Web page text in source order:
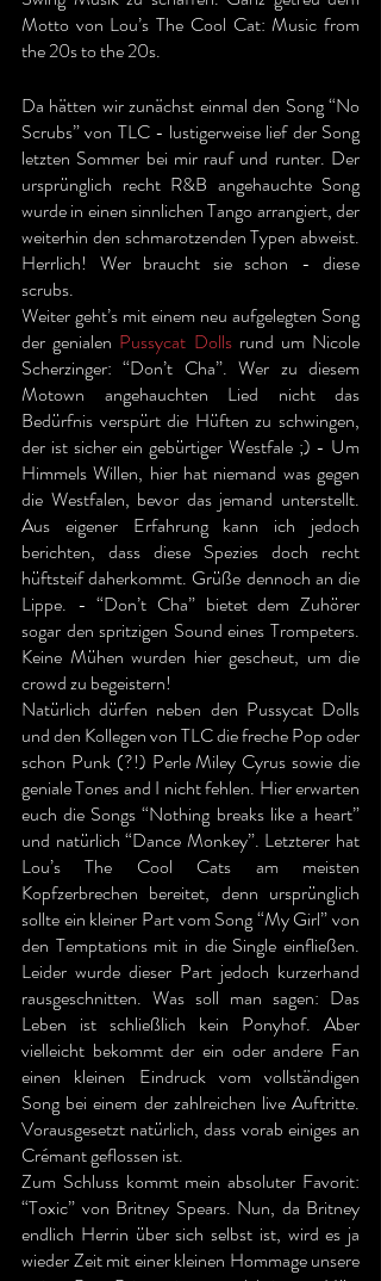
Motto von Lou’s The Cool Cat: Music from
the 20s to the 20s.
Da hätten wir zunächst einmal den Song “No
Scrubs” von TLC - lustigerweise lief der Song
letzten Sommer bei mir rauf und runter. Der
ursprünglich recht R&B angehauchte Song
wurde in einen sinnlichen Tango arrangiert, der
weiterhin den schmarotzenden Typen abweist.
Herrlich! Wer braucht sie schon - diese
scrubs.
Weiter geht’s mit einem neu aufgelegten Song
der genialen Pussycat Dolls rund um Nicole
Scherzinger: “Don’t Cha”. Wer zu diesem
Motown angehauchten Lied nicht das
Bedürfnis verspürt die Hüften zu schwingen,
der ist sicher ein gebürtiger Westfale ;) - Um
Himmels Willen, hier hat niemand was gegen
die Westfalen, bevor das jemand unterstellt.
Aus eigener Erfahrung kann ich jedoch
berichten, dass diese Spezies doch recht
hüftsteif daherkommt. Grüße dennoch an die
Lippe. - “Don’t Cha” bietet dem Zuhörer
sogar den spritzigen Sound eines Trompeters.
Keine Mühen wurden hier gescheut, um die
crowd zu begeistern!
Natürlich dürfen neben den Pussycat Dolls
und den Kollegen von TLC die freche Pop oder
schon Punk (?!) Perle Miley Cyrus sowie die
geniale Tones and I nicht fehlen. Hier erwarten
euch die Songs “Nothing breaks like a heart”
und natürlich “Dance Monkey”. Letzterer hat
Lou’s The Cool Cats am meisten
Kopfzerbrechen bereitet, denn ursprünglich
sollte ein kleiner Part vom Song “My Girl” von
den Temptations mit in die Single einfließen.
Leider wurde dieser Part jedoch kurzerhand
rausgeschnitten. Was soll man sagen: Das
Leben ist schließlich kein Ponyhof. Aber
vielleicht bekommt der ein oder andere Fan
einen kleinen Eindruck vom vollständigen
Song bei einem der zahlreichen live Auftritte.
Vorausgesetzt natürlich, dass vorab einiges an
Crémant geflossen ist.
Zum Schluss kommt mein absoluter Favorit:
“Toxic” von Britney Spears. Nun, da Britney
endlich Herrin über sich selbst ist, wird es ja
wieder Zeit mit einer kleinen Hommage unsere